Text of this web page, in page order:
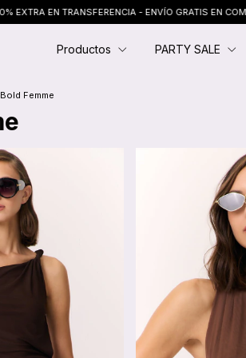
GRATIS EN COMPRAS + $250.000 20% EXTRA
Productos PARTY SALE
Bold Femme